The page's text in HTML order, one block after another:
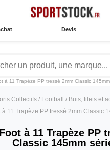
Devis
à 11 Trapèze PP tressé 2mm Classic
Collectifs / Football / Buts, filets et
à 11 Trapèze PP tressé 2mm Classic
à 11 Trapèze PP
Classic 145mm